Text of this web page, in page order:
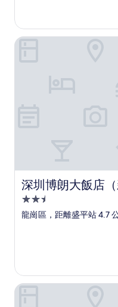
深圳博朗大飯店（
深圳博朗大飯店（新
2.5
星
龍崗區，距離盛平站 4.7
深圳博朗大飯店（新塘圍
深圳馨樂庭龍崗大運中心